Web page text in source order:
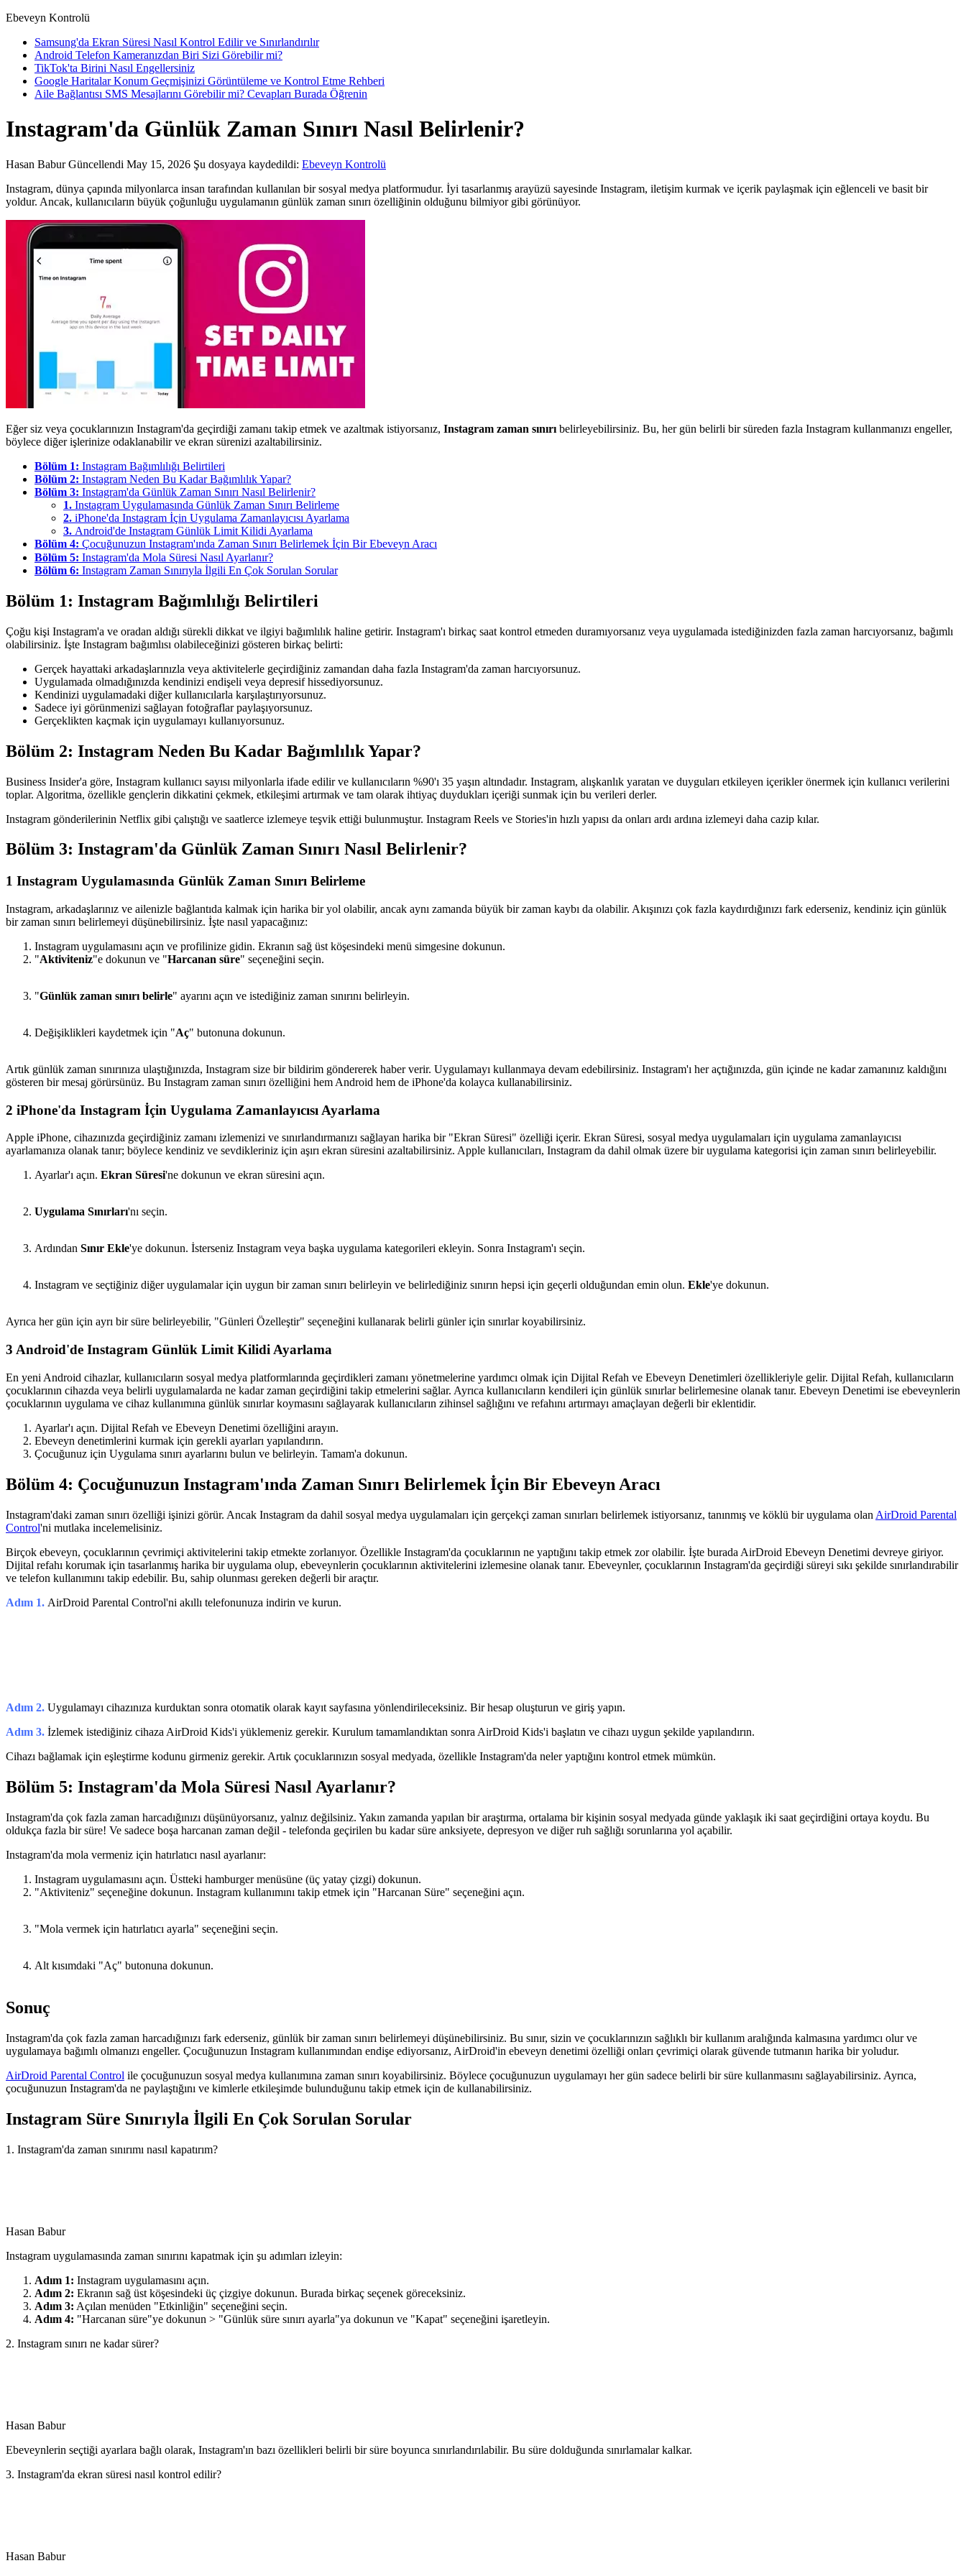
Ebeveyn Kontrolü
Samsung'da Ekran Süresi Nasıl Kontrol Edilir ve Sınırlandırılır
Android Telefon Kameranızdan Biri Sizi Görebilir mi?
TikTok'ta Birini Nasıl Engellersiniz
Google Haritalar Konum Geçmişinizi Görüntüleme ve Kontrol Etme Rehberi
Aile Bağlantısı SMS Mesajlarını Görebilir mi? Cevapları Burada Öğrenin
Instagram'da Günlük Zaman Sınırı Nasıl Belirlenir?
Hasan BaburGüncellendi May 15, 2026 Şu dosyaya kaydedildi: Ebeveyn Kontrolü
Instagram, dünya çapında milyonlarca insan tarafından kullanılan bir sosyal medya platformudur. İyi tasarlanmış arayüzü sayesinde Instagram, iletişim kurmak ve içerik paylaşmak için eğlenceli ve basit bir
yoldur. Ancak, kullanıcıların büyük çoğunluğu uygulamanın günlük zaman sınırı özelliğinin olduğunu bilmiyor gibi görünüyor.
Eğer siz veya çocuklarınızın Instagram'da geçirdiği zamanı takip etmek ve azaltmak istiyorsanız, Instagram zaman sınırı belirleyebilirsiniz. Bu, her gün belirli bir süreden fazla Instagram kullanmanızı engeller,
böylece diğer işlerinize odaklanabilir ve ekran sürenizi azaltabilirsiniz.
Bölüm 1: Instagram Bağımlılığı Belirtileri
Bölüm 2: Instagram Neden Bu Kadar Bağımlılık Yapar?
Bölüm 3: Instagram'da Günlük Zaman Sınırı Nasıl Belirlenir?
1. Instagram Uygulamasında Günlük Zaman Sınırı Belirleme
2. iPhone'da Instagram İçin Uygulama Zamanlayıcısı Ayarlama
3. Android'de Instagram Günlük Limit Kilidi Ayarlama
Bölüm 4: Çocuğunuzun Instagram'ında Zaman Sınırı Belirlemek İçin Bir Ebeveyn Aracı
Bölüm 5: Instagram'da Mola Süresi Nasıl Ayarlanır?
Bölüm 6: Instagram Zaman Sınırıyla İlgili En Çok Sorulan Sorular
Bölüm 1: Instagram Bağımlılığı Belirtileri
Çoğu kişi Instagram'a ve oradan aldığı sürekli dikkat ve ilgiyi bağımlılık haline getirir. Instagram'ı birkaç saat kontrol etmeden duramıyorsanız veya uygulamada istediğinizden fazla zaman harcıyorsanız, bağımlı
olabilirsiniz. İşte Instagram bağımlısı olabileceğinizi gösteren birkaç belirti:
Gerçek hayattaki arkadaşlarınızla veya aktivitelerle geçirdiğiniz zamandan daha fazla Instagram'da zaman harcıyorsunuz.
Uygulamada olmadığınızda kendinizi endişeli veya depresif hissediyorsunuz.
Kendinizi uygulamadaki diğer kullanıcılarla karşılaştırıyorsunuz.
Sadece iyi görünmenizi sağlayan fotoğraflar paylaşıyorsunuz.
Gerçeklikten kaçmak için uygulamayı kullanıyorsunuz.
Bölüm 2: Instagram Neden Bu Kadar Bağımlılık Yapar?
Business Insider'a göre, Instagram kullanıcı sayısı milyonlarla ifade edilir ve kullanıcıların %90'ı 35 yaşın altındadır. Instagram, alışkanlık yaratan ve duyguları etkileyen içerikler önermek için kullanıcı verilerini
toplar. Algoritma, özellikle gençlerin dikkatini çekmek, etkileşimi artırmak ve tam olarak ihtiyaç duydukları içeriği sunmak için bu verileri derler.
Instagram gönderilerinin Netflix gibi çalıştığı ve saatlerce izlemeye teşvik ettiği bulunmuştur. Instagram Reels ve Stories'in hızlı yapısı da onları ardı ardına izlemeyi daha cazip kılar.
Bölüm 3: Instagram'da Günlük Zaman Sınırı Nasıl Belirlenir?
1 Instagram Uygulamasında Günlük Zaman Sınırı Belirleme
Instagram, arkadaşlarınız ve ailenizle bağlantıda kalmak için harika bir yol olabilir, ancak aynı zamanda büyük bir zaman kaybı da olabilir. Akışınızı çok fazla kaydırdığınızı fark ederseniz, kendiniz için günlük
bir zaman sınırı belirlemeyi düşünebilirsiniz. İşte nasıl yapacağınız:
Instagram uygulamasını açın ve profilinize gidin. Ekranın sağ üst köşesindeki menü simgesine dokunun.
"Aktiviteniz"e dokunun ve "Harcanan süre" seçeneğini seçin.
"Günlük zaman sınırı belirle" ayarını açın ve istediğiniz zaman sınırını belirleyin.
Değişiklikleri kaydetmek için "Aç" butonuna dokunun.
Artık günlük zaman sınırınıza ulaştığınızda, Instagram size bir bildirim göndererek haber verir. Uygulamayı kullanmaya devam edebilirsiniz. Instagram'ı her açtığınızda, gün içinde ne kadar zamanınız kaldığını
gösteren bir mesaj görürsünüz. Bu Instagram zaman sınırı özelliğini hem Android hem de iPhone'da kolayca kullanabilirsiniz.
2 iPhone'da Instagram İçin Uygulama Zamanlayıcısı Ayarlama
Apple iPhone, cihazınızda geçirdiğiniz zamanı izlemenizi ve sınırlandırmanızı sağlayan harika bir "Ekran Süresi" özelliği içerir. Ekran Süresi, sosyal medya uygulamaları için uygulama zamanlayıcısı
ayarlamanıza olanak tanır; böylece kendiniz ve sevdikleriniz için aşırı ekran süresini azaltabilirsiniz. Apple kullanıcıları, Instagram da dahil olmak üzere bir uygulama kategorisi için zaman sınırı belirleyebilir.
Ayarlar'ı açın. Ekran Süresi'ne dokunun ve ekran süresini açın.
Uygulama Sınırları'nı seçin.
Ardından Sınır Ekle'ye dokunun. İsterseniz Instagram veya başka uygulama kategorileri ekleyin. Sonra Instagram'ı seçin.
Instagram ve seçtiğiniz diğer uygulamalar için uygun bir zaman sınırı belirleyin ve belirlediğiniz sınırın hepsi için geçerli olduğundan emin olun. Ekle'ye dokunun.
Ayrıca her gün için ayrı bir süre belirleyebilir, "Günleri Özelleştir" seçeneğini kullanarak belirli günler için sınırlar koyabilirsiniz.
3 Android'de Instagram Günlük Limit Kilidi Ayarlama
En yeni Android cihazlar, kullanıcıların sosyal medya platformlarında geçirdikleri zamanı yönetmelerine yardımcı olmak için Dijital Refah ve Ebeveyn Denetimleri özellikleriyle gelir. Dijital Refah, kullanıcıların
çocuklarının cihazda veya belirli uygulamalarda ne kadar zaman geçirdiğini takip etmelerini sağlar. Ayrıca kullanıcıların kendileri için günlük sınırlar belirlemesine olanak tanır. Ebeveyn Denetimi ise ebeveynlerin
çocuklarının uygulama ve cihaz kullanımına günlük sınırlar koymasını sağlayarak kullanıcıların zihinsel sağlığını ve refahını artırmayı amaçlayan değerli bir eklentidir.
Ayarlar'ı açın. Dijital Refah ve Ebeveyn Denetimi özelliğini arayın.
Ebeveyn denetimlerini kurmak için gerekli ayarları yapılandırın.
Çocuğunuz için Uygulama sınırı ayarlarını bulun ve belirleyin. Tamam'a dokunun.
Bölüm 4: Çocuğunuzun Instagram'ında Zaman Sınırı Belirlemek İçin Bir Ebeveyn Aracı
Instagram'daki zaman sınırı özelliği işinizi görür. Ancak Instagram da dahil sosyal medya uygulamaları için gerçekçi zaman sınırları belirlemek istiyorsanız, tanınmış ve köklü bir uygulama olan AirDroid Parental
Control'ni mutlaka incelemelisiniz.
Birçok ebeveyn, çocuklarının çevrimiçi aktivitelerini takip etmekte zorlanıyor. Özellikle Instagram'da çocuklarının ne yaptığını takip etmek zor olabilir. İşte burada AirDroid Ebeveyn Denetimi devreye giriyor.
Dijital refahı korumak için tasarlanmış harika bir uygulama olup, ebeveynlerin çocuklarının aktivitelerini izlemesine olanak tanır. Ebeveynler, çocuklarının Instagram'da geçirdiği süreyi sıkı şekilde sınırlandırabilir
ve telefon kullanımını takip edebilir. Bu, sahip olunması gereken değerli bir araçtır.
Adım 1. AirDroid Parental Control'ni akıllı telefonunuza indirin ve kurun.
Adım 2. Uygulamayı cihazınıza kurduktan sonra otomatik olarak kayıt sayfasına yönlendirileceksiniz. Bir hesap oluşturun ve giriş yapın.
Adım 3. İzlemek istediğiniz cihaza AirDroid Kids'i yüklemeniz gerekir. Kurulum tamamlandıktan sonra AirDroid Kids'i başlatın ve cihazı uygun şekilde yapılandırın.
Cihazı bağlamak için eşleştirme kodunu girmeniz gerekir. Artık çocuklarınızın sosyal medyada, özellikle Instagram'da neler yaptığını kontrol etmek mümkün.
Bölüm 5: Instagram'da Mola Süresi Nasıl Ayarlanır?
Instagram'da çok fazla zaman harcadığınızı düşünüyorsanız, yalnız değilsiniz. Yakın zamanda yapılan bir araştırma, ortalama bir kişinin sosyal medyada günde yaklaşık iki saat geçirdiğini ortaya koydu. Bu
oldukça fazla bir süre! Ve sadece boşa harcanan zaman değil - telefonda geçirilen bu kadar süre anksiyete, depresyon ve diğer ruh sağlığı sorunlarına yol açabilir.
Instagram'da mola vermeniz için hatırlatıcı nasıl ayarlanır:
Instagram uygulamasını açın. Üstteki hamburger menüsüne (üç yatay çizgi) dokunun.
"Aktiviteniz" seçeneğine dokunun. Instagram kullanımını takip etmek için "Harcanan Süre" seçeneğini açın.
"Mola vermek için hatırlatıcı ayarla" seçeneğini seçin.
Alt kısımdaki "Aç" butonuna dokunun.
Sonuç
Instagram'da çok fazla zaman harcadığınızı fark ederseniz, günlük bir zaman sınırı belirlemeyi düşünebilirsiniz. Bu sınır, sizin ve çocuklarınızın sağlıklı bir kullanım aralığında kalmasına yardımcı olur ve
uygulamaya bağımlı olmanızı engeller. Çocuğunuzun Instagram kullanımından endişe ediyorsanız, AirDroid'in ebeveyn denetimi özelliği onları çevrimiçi olarak güvende tutmanın harika bir yoludur.
AirDroid Parental Control ile çocuğunuzun sosyal medya kullanımına zaman sınırı koyabilirsiniz. Böylece çocuğunuzun uygulamayı her gün sadece belirli bir süre kullanmasını sağlayabilirsiniz. Ayrıca,
çocuğunuzun Instagram'da ne paylaştığını ve kimlerle etkileşimde bulunduğunu takip etmek için de kullanabilirsiniz.
Instagram Süre Sınırıyla İlgili En Çok Sorulan Sorular
1. Instagram'da zaman sınırımı nasıl kapatırım?
Hasan Babur
Instagram uygulamasında zaman sınırını kapatmak için şu adımları izleyin:
Adım 1: Instagram uygulamasını açın.
Adım 2: Ekranın sağ üst köşesindeki üç çizgiye dokunun. Burada birkaç seçenek göreceksiniz.
Adım 3: Açılan menüden "Etkinliğin" seçeneğini seçin.
Adım 4: "Harcanan süre"ye dokunun > "Günlük süre sınırı ayarla"ya dokunun ve "Kapat" seçeneğini işaretleyin.
2. Instagram sınırı ne kadar sürer?
Hasan Babur
Ebeveynlerin seçtiği ayarlara bağlı olarak, Instagram'ın bazı özellikleri belirli bir süre boyunca sınırlandırılabilir. Bu süre dolduğunda sınırlamalar kalkar.
3. Instagram'da ekran süresi nasıl kontrol edilir?
Hasan Babur